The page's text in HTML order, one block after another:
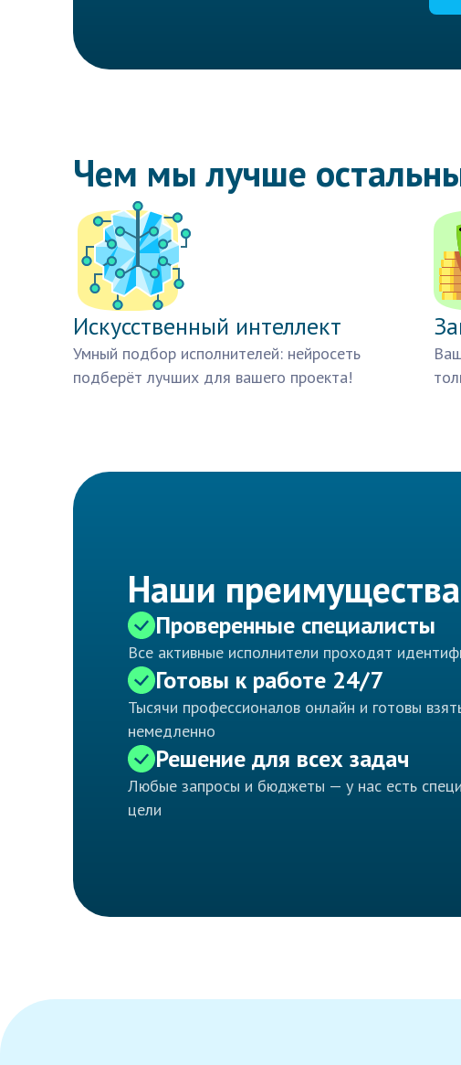
Чем мы лучше
Искусственный интеллект
Умный подбор исполнителей: нейросеть
подберёт лучших для вашего проекта!
Наши преимущества
Проверенные специалисты
Все активные исполнители проходят
Готовы к работе 24/7
Тысячи профессионалов онлайн и готовы
немедленно
Решение для всех задач
Любые запросы и бюджеты — у нас есть
цели